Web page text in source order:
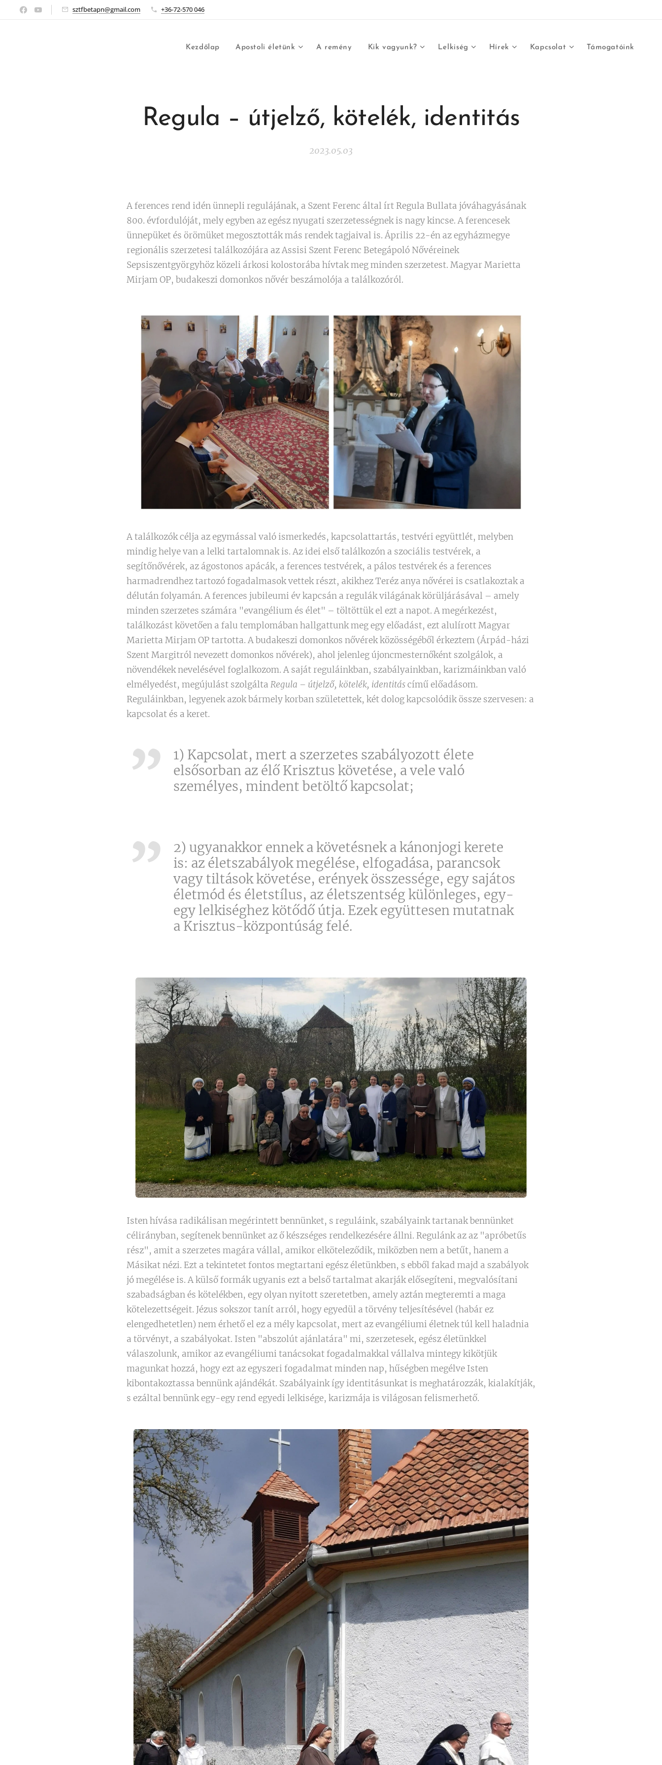
sztfbetapn@gmail.com +36-72-570 046
Kezdőlap Apostoli életünk A remény Kik vagyunk? Lelkiség Hírek Kapcsolat Támogatóink
Regula – útjelző, kötelék, identitás
2023.05.03
A ferences rend idén ünnepli regulájának, a Szent Ferenc által írt Regula Bullata jóváhagyásának
800. évfordulóját, mely egyben az egész nyugati szerzetességnek is nagy kincse. A ferencesek
ünnepüket és örömüket megosztották más rendek tagjaival is. Április 22-én az egyházmegye
regionális szerzetesi találkozójára az Assisi Szent Ferenc Betegápoló Nővéreinek
Sepsiszentgyörgyhöz közeli árkosi kolostorába hívtak meg minden szerzetest. Magyar Marietta
Mirjam OP, budakeszi domonkos nővér beszámolója a találkozóról.
A találkozók célja az egymással való ismerkedés, kapcsolattartás, testvéri együttlét, melyben
mindig helye van a lelki tartalomnak is. Az idei első találkozón a szociális testvérek, a
segítőnővérek, az ágostonos apácák, a ferences testvérek, a pálos testvérek és a ferences
harmadrendhez tartozó fogadalmasok vettek részt, akikhez Teréz anya nővérei is csatlakoztak a
délután folyamán. A ferences jubileumi év kapcsán a regulák világának körüljárásával – amely
minden szerzetes számára "evangélium és élet" – töltöttük el ezt a napot. A megérkezést,
találkozást követően a falu templomában hallgattunk meg egy előadást, ezt alulírott Magyar
Marietta Mirjam OP tartotta. A budakeszi domonkos nővérek közösségéből érkeztem (Árpád-házi
Szent Margitról nevezett domonkos nővérek), ahol jelenleg újoncmesternőként szolgálok, a
növendékek nevelésével foglalkozom. A saját reguláinkban, szabályainkban, karizmáinkban való
elmélyedést, megújulást szolgálta Regula – útjelző, kötelék, identitáscímű előadásom.
Reguláinkban, legyenek azok bármely korban születettek, két dolog kapcsolódik össze szervesen: a
kapcsolat és a keret.
1) Kapcsolat, mert a szerzetes szabályozott élete
elsősorban az élő Krisztus követése, a vele való
személyes, mindent betöltő kapcsolat;
2) ugyanakkor ennek a követésnek a kánonjogi kerete
is: az életszabályok megélése, elfogadása, parancsok
vagy tiltások követése, erények összessége, egy sajátos
életmód és életstílus, az életszentség különleges, egy-
egy lelkiséghez kötődő útja. Ezek együttesen mutatnak
a Krisztus-központúság felé.
Isten hívása radikálisan megérintett bennünket, s reguláink, szabályaink tartanak bennünket
célirányban, segítenek bennünket az ő készséges rendelkezésére állni. Regulánk az az "apróbetűs
rész", amit a szerzetes magára vállal, amikor elköteleződik, miközben nem a betűt, hanem a
Másikat nézi. Ezt a tekintetet fontos megtartani egész életünkben, s ebből fakad majd a szabályok
jó megélése is. A külső formák ugyanis ezt a belső tartalmat akarják elősegíteni, megvalósítani
szabadságban és kötelékben, egy olyan nyitott szeretetben, amely aztán megteremti a maga
kötelezettségeit. Jézus sokszor tanít arról, hogy egyedül a törvény teljesítésével (habár ez
elengedhetetlen) nem érhető el ez a mély kapcsolat, mert az evangéliumi életnek túl kell haladnia
a törvényt, a szabályokat. Isten "abszolút ajánlatára" mi, szerzetesek, egész életünkkel
válaszolunk, amikor az evangéliumi tanácsokat fogadalmakkal vállalva mintegy kikötjük
magunkat hozzá, hogy ezt az egyszeri fogadalmat minden nap, hűségben megélve Isten
kibontakoztassa bennünk ajándékát. Szabályaink így identitásunkat is meghatározzák, kialakítják,
s ezáltal bennünk egy-egy rend egyedi lelkisége, karizmája is világosan felismerhető.